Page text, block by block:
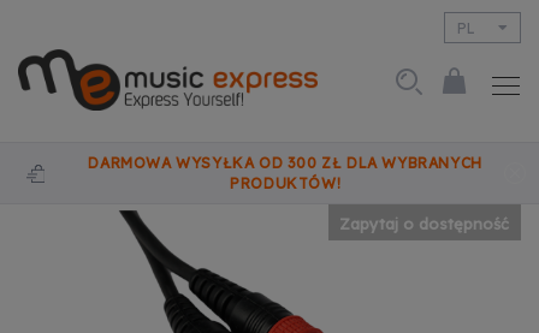
PL
DARMOWA WYSYŁKA OD 300 ZŁ DLA WYBRANYCH
PRODUKTÓW!
Zapytaj o dostępność